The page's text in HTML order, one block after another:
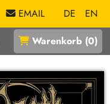
EMAIL DE
EN
Warenkorb (0)